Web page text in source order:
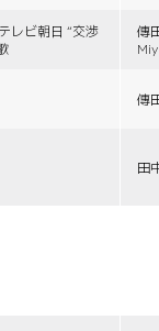
レビ朝日 “交渉
傳
傳
田